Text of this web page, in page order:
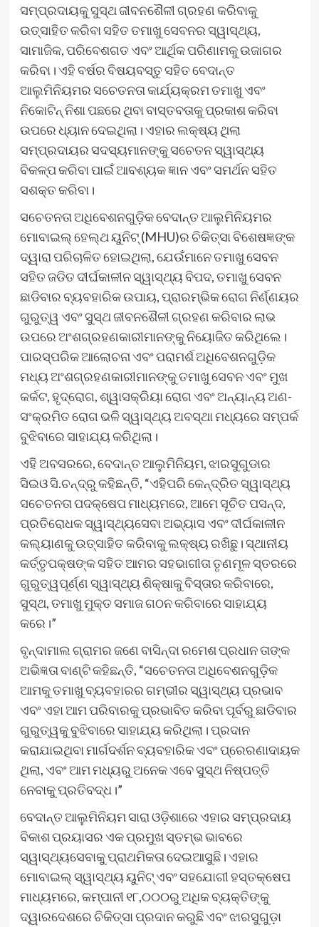
ସମ୍ପ୍ରଦାୟକୁ ସୁସ୍ଥ ଜୀବନଶୈଳୀ ଗ୍ରହଣ କରିବାକୁ
ଉତ୍ସାହିତ କରିବା ସହିତ ତମାଖୁ ସେବନର ସ୍ୱାସ୍ଥ୍ୟ,
ସାମାଜିକ, ପରିବେଶଗତ ଏବଂ ଆର୍ଥିକ ପରିଣାମକୁ ଉଜାଗର
କରିବା। ଏହି ବର୍ଷର ବିଷୟବସ୍ତୁ ସହିତ ବେଦାନ୍ତ
ଆଲୁମିନିୟମର ସଚେତନତା କାର୍ଯ୍ୟକ୍ରମ ତମାଖୁ ଏବଂ
ନିକୋଟିନ୍ ନିଶା ପଛରେ ଥିବା ବାସ୍ତବତାକୁ ପ୍ରକାଶ କରିବା
ଉପରେ ଧ୍ୟାନ ଦେଇଥିଲା। ଏହାର ଲକ୍ଷ୍ୟ ଥିଲା
ସମ୍ପ୍ରଦାୟର ସଦସ୍ୟମାନଙ୍କୁ ସଚେତନ ସ୍ୱାସ୍ଥ୍ୟ
ବିକଳ୍ପ କରିବା ପାଇଁ ଆବଶ୍ୟକ ଜ୍ଞାନ ଏବଂ ସମର୍ଥନ ସହିତ
ସଶକ୍ତ କରିବା।
ସଚେତନତା ଅଧିବେଶନଗୁଡ଼ିକ ବେଦାନ୍ତ ଆଲୁମିନିୟମର
ମୋବାଇଲ୍ ହେଲ୍ଥ ୟୁନିଟ୍ (MHU)ର ଚିକିତ୍ସା ବିଶେଷଜ୍ଞଙ୍କ
ଦ୍ୱାରା ପରିଚାଳିତ ହୋଇଥିଲା, ଯେଉଁମାନେ ତମାଖୁ ସେବନ
ସହିତ ଜଡିତ ଦୀର୍ଘକାଳୀନ ସ୍ୱାସ୍ଥ୍ୟ ବିପଦ, ତମାଖୁ ସେବନ
ଛାଡିବାର ବ୍ୟବହାରିକ ଉପାୟ, ପ୍ରାରମ୍ଭିକ ରୋଗ ନିର୍ଣ୍ଣୟର
ଗୁରୁତ୍ୱ ଏବଂ ସୁସ୍ଥ ଜୀବନଶୈଳୀ ଗ୍ରହଣ କରିବାର ଲାଭ
ଉପରେ ଅଂଶଗ୍ରହଣକାରୀମାନଙ୍କୁ ନିୟୋଜିତ କରିଥିଲେ।
ପାରସ୍ପରିକ ଆଲୋଚନା ଏବଂ ପରାମର୍ଶ ଅଧିବେଶନଗୁଡ଼ିକ
ମଧ୍ୟ ଅଂଶଗ୍ରହଣକାରୀମାନଙ୍କୁ ତମାଖୁ ସେବନ ଏବଂ ମୁଖ
କର୍କଟ, ହୃଦ୍ରୋଗ, ଶ୍ୱାସକ୍ରିୟା ରୋଗ ଏବଂ ଅନ୍ୟାନ୍ୟ ଅଣ-
ସଂକ୍ରମିତ ରୋଗ ଭଳି ସ୍ୱାସ୍ଥ୍ୟ ଅବସ୍ଥା ମଧ୍ୟରେ ସମ୍ପର୍କ
ବୁଝିବାରେ ସାହାଯ୍ୟ କରିଥିଲା।
ଏହି ଅବସରରେ, ବେଦାନ୍ତ ଆଲୁମିନିୟମ, ଝାରସୁଗୁଡାର
ସିଇଓ ସି.ଚନ୍ଦ୍ରୁ କହିଛନ୍ତି, “ଏହିପରି କେନ୍ଦ୍ରିତ ସ୍ୱାସ୍ଥ୍ୟ
ସଚେତନତା ପଦକ୍ଷେପ ମାଧ୍ୟମରେ, ଆମେ ସୂଚିତ ପସନ୍ଦ,
ପ୍ରତିରୋଧକ ସ୍ୱାସ୍ଥ୍ୟସେବା ଅଭ୍ୟାସ ଏବଂ ଦୀର୍ଘକାଳୀନ
କଲ୍ୟାଣକୁ ଉତ୍ସାହିତ କରିବାକୁ ଲକ୍ଷ୍ୟ ରଖିଛୁ। ସ୍ଥାନୀୟ
କର୍ତ୍ତୃପକ୍ଷଙ୍କ ସହିତ ଆମର ସହଭାଗୀତା ତୃଣମୂଳ ସ୍ତରରେ
ଗୁରୁତ୍ୱପୂର୍ଣ୍ଣ ସ୍ୱାସ୍ଥ୍ୟ ଶିକ୍ଷାକୁ ବିସ୍ତାର କରିବାରେ,
ସୁସ୍ଥ, ତମାଖୁ ମୁକ୍ତ ସମାଜ ଗଠନ କରିବାରେ ସାହାଯ୍ୟ
କରେ।”
ବୃନ୍ଦାମାଲ ଗ୍ରାମର ଜଣେ ବାସିନ୍ଦା ରମେଶ ପ୍ରଧାନ ତାଙ୍କ
ଅଭିଜ୍ଞତା ବାଣ୍ଟି କହିଛନ୍ତି, “ସଚେତନତା ଅଧିବେଶନଗୁଡ଼ିକ
ଆମକୁ ତମାଖୁ ବ୍ୟବହାରର ଗମ୍ଭୀର ସ୍ୱାସ୍ଥ୍ୟ ପ୍ରଭାବ
ଏବଂ ଏହା ଆମ ପରିବାରକୁ ପ୍ରଭାବିତ କରିବା ପୂର୍ବରୁ ଛାଡିବାର
ଗୁରୁତ୍ୱକୁ ବୁଝିବାରେ ସାହାଯ୍ୟ କରିଥିଲା। ପ୍ରଦାନ
କରାଯାଇଥିବା ମାର୍ଗଦର୍ଶନ ବ୍ୟବହାରିକ ଏବଂ ପ୍ରେରଣାଦାୟକ
ଥିଲା, ଏବଂ ଆମ ମଧ୍ୟରୁ ଅନେକ ଏବେ ସୁସ୍ଥ ନିଷ୍ପତ୍ତି
ନେବାକୁ ପ୍ରତିବଦ୍ଧ।”
ବେଦାନ୍ତ ଆଲୁମିନିୟମ ସାରା ଓଡ଼ିଶାରେ ଏହାର ସମ୍ପ୍ରଦାୟ
ବିକାଶ ପ୍ରୟାସର ଏକ ପ୍ରମୁଖ ସ୍ତମ୍ଭ ଭାବରେ
ସ୍ୱାସ୍ଥ୍ୟସେବାକୁ ପ୍ରାଥମିକତା ଦେଇଆସୁଛି। ଏହାର
ମୋବାଇଲ୍ ସ୍ୱାସ୍ଥ୍ୟ ୟୁନିଟ୍ ଏବଂ ସହଯୋଗୀ ହସ୍ତକ୍ଷେପ
ମାଧ୍ୟମରେ, କମ୍ପାନୀ ୧୮,୦୦୦ରୁ ଅଧିକ ବ୍ୟକ୍ତିଙ୍କୁ
ଦ୍ୱାରଦେଶରେ ଚିକିତ୍ସା ପ୍ରଦାନ କରୁଛି ଏବଂ ଝାରସୁଗୁଡ଼ା